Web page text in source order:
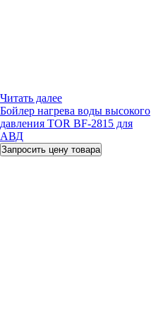
Читать далее
Бойлер нагрева воды высокого
давления TOR BF-2815 для
АВД
Запросить цену товара